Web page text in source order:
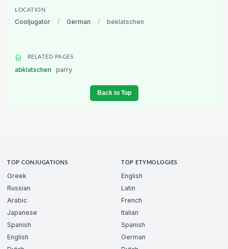
LOCATION
Cooljugator / German / beklatschen
RELATED PAGES
abklatschen parry
Back to Top
TOP CONJUGATIONS
Greek
Russian
Arabic
Japanese
Spanish
English
TOP ETYMOLOGIES
English
Latin
French
Italian
Spanish
German